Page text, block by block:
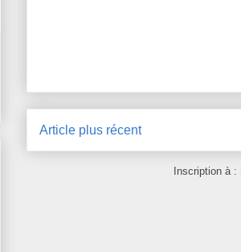
Article plus récent
Inscription à :